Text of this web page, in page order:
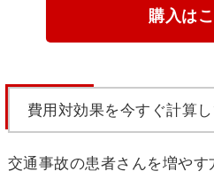
購入は
費用対効果を今すぐ計算
交通事故の患者さんを増や